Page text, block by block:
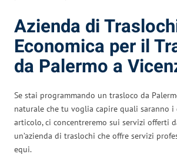
Azienda di
Economica per il
da Palermo a
Se stai programmando un trasloco da
naturale che tu voglia capire quali saranno i
articolo, ci concentreremo sui servizi offerti
un’azienda di traslochi che offre servizi
equi.